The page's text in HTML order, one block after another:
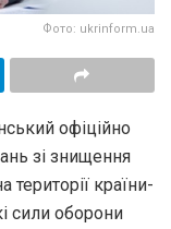
Фото: ukrinform.ua
офіційно
зі знищення
території країни-
сили оборони